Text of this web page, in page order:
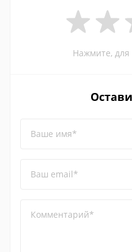
Нажмите,
Ваше имя*
Ваш email*
Комментарий*